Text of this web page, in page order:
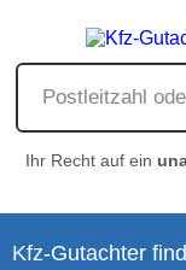
Ihr Recht auf ein
Kfz-Gutachter